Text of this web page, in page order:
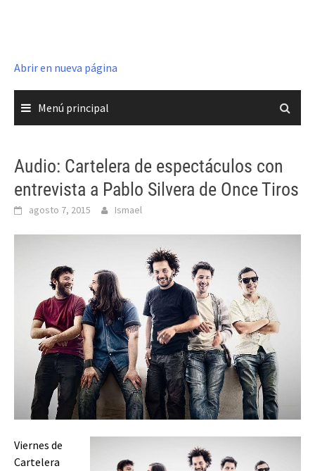
Abrir en nueva página
Menú principal
Audio: Cartelera de espectáculos con
entrevista a Pablo Silvera de Once Tiros
agosto 7, 2015 Ismael
Viernes de
Cartelera